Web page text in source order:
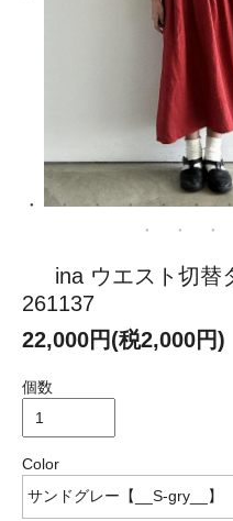
ina ウエスト切替
261137
22,000円(税2,000円)
個数
Color